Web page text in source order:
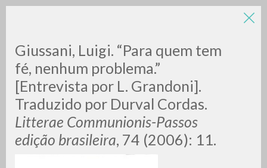
Giussani, Luigi. “Para quem tem
fé, nenhum problema.”
[Entrevista por L. Grandoni].
Traduzido por Durval Cordas.
Litterae Communionis-Passos
edição brasileira, 74 (2006): 11.
LUIGI
GIUSSANI
scritti